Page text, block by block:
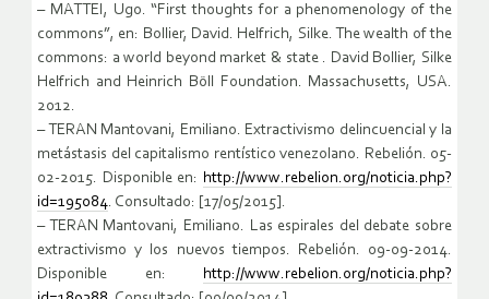
– MATTEI, Ugo. “First thoughts for a phenomenology of the
commons”, en: Bollier, David. Helfrich, Silke. The wealth of the
commons: a world beyond market & state . David Bollier, Silke
Helfrich and Heinrich Böll Foundation. Massachusetts, USA.
2012.
– TERAN Mantovani, Emiliano. Extractivismo delincuencial y la
metástasis del capitalismo rentístico venezolano. Rebelión. 05-
02-2015. Disponible en: http://www.rebelion.org/noticia.php?
id=195084. Consultado: [17/05/2015].
– TERAN Mantovani, Emiliano. Las espirales del debate sobre
extractivismo y los nuevos tiempos. Rebelión. 09-09-2014.
Disponible en:
http://www.rebelion.org/noticia.php?